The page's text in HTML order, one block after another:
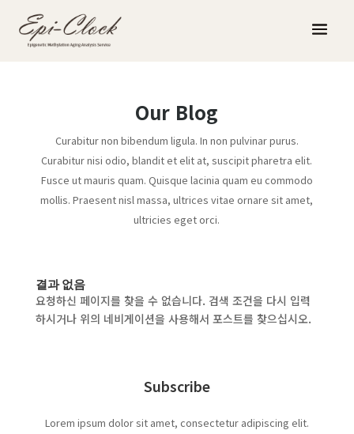
Our Blog
Curabitur non bibendum ligula. In non pulvinar purus.
Curabitur nisi odio, blandit et elit at, suscipit pharetra elit.
Fusce ut mauris quam. Quisque lacinia quam eu commodo
mollis. Praesent nisl massa, ultrices vitae ornare sit amet,
ultricies eget orci.
결과 없음
요청하신 페이지를 찾을 수 없습니다. 검색 조건을 다시 입력
하시거나 위의 네비게이션을 사용해서 포스트를 찾으십시오.
Subscribe
Lorem ipsum dolor sit amet, consectetur adipiscing elit.